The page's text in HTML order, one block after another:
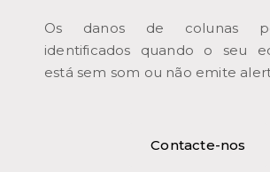
Os danos de colunas
identificados quando o seu
está sem som ou não emite
Contacte-nos